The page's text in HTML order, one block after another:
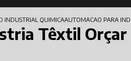
INDUSTRIAL QUIMICAAUTOMACAO PARA
Têxtil Orçar